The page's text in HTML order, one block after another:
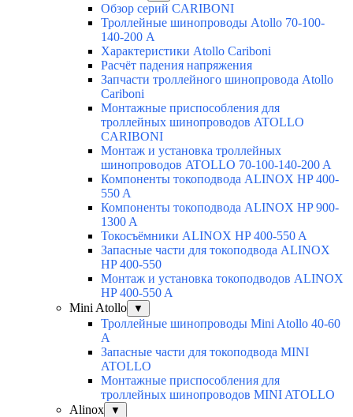
Обзор серий CARIBONI
Троллейные шинопроводы Atollo 70-100-
140-200 А
Характеристики Atollo Cariboni
Расчёт падения напряжения
Запчасти троллейного шинопровода Atollo
Cariboni
Монтажные приспособления для
троллейных шинопроводов ATOLLO
CARIBONI
Монтаж и установка троллейных
шинопроводов ATOLLO 70-100-140-200 A
Компоненты токоподвода ALINOX HP 400-
550 A
Компоненты токоподвода ALINOX HP 900-
1300 A
Токосъёмники ALINOX HP 400-550 A
Запасные части для токоподвода ALINOX
HP 400-550
Монтаж и установка токоподводов ALINOX
HP 400-550 A
Mini Atollo
▼
Троллейные шинопроводы Mini Atollo 40-60
А
Запасные части для токоподвода MINI
ATOLLO
Монтажные приспособления для
троллейных шинопроводов MINI ATOLLO
Alinox
▼